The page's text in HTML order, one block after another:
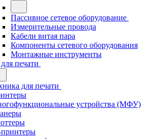
Пассивное сетевое оборудование
Измерительные провода
Кабели витая пара
Компоненты сетевого оборудования
Монтажные инструменты
печати
для печати
устройства (МФУ)